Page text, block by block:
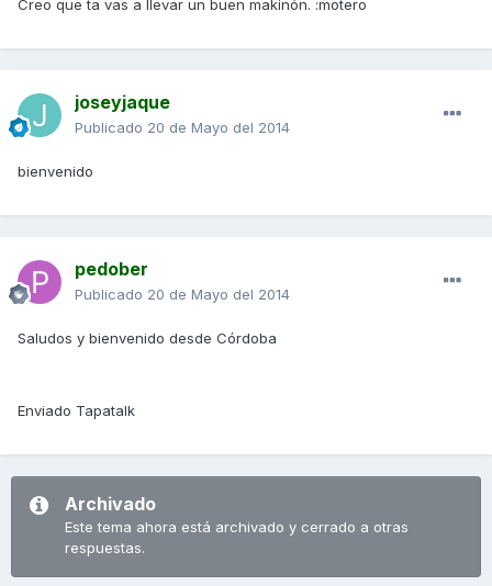
Creo que ta vas a llevar un buen makinón. :motero
joseyjaque
Publicado 20 de Mayo del 2014
bienvenido
pedober
Publicado 20 de Mayo del 2014
Saludos y bienvenido desde Córdoba
Enviado Tapatalk
Archivado
Este tema ahora está archivado y cerrado a otras
respuestas.